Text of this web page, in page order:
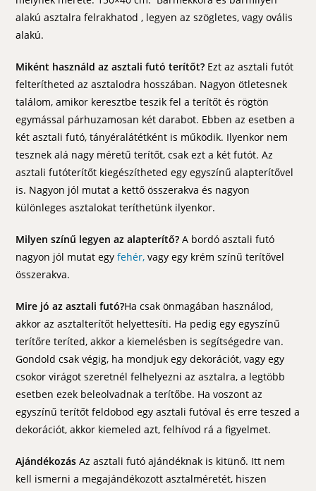
alakú asztalra felrakhatod , legyen az szögletes, vagy ovális
alakú.
Miként használd az asztali futó terítőt? Ezt az asztali futót
felterítheted az asztalodra hosszában. Nagyon ötletesnek
találom, amikor keresztbe teszik fel a terítőt és rögtön
egymással párhuzamosan két darabot. Ebben az esetben a
két asztali futó, tányéralátétként is működik. Ilyenkor nem
tesznek alá nagy méretű terítőt, csak ezt a két futót. Az
asztali futóterítőt kiegészítheted egy egyszínű alapterítővel
is. Nagyon jól mutat a kettő összerakva és nagyon
különleges asztalokat teríthetünk ilyenkor.
Milyen színű legyen az alapterítő? A bordó asztali futó
nagyon jól mutat egy fehér, vagy egy krém színű terítővel
összerakva.
Mire jó az asztali futó?Ha csak önmagában használod,
akkor az asztalterítőt helyettesíti. Ha pedig egy egyszínű
terítőre teríted, akkor a kiemelésben is segítségedre van.
Gondold csak végig, ha mondjuk egy dekorációt, vagy egy
csokor virágot szeretnél felhelyezni az asztalra, a legtöbb
esetben ezek beleolvadnak a terítőbe. Ha voszont az
egyszínű terítőt feldobod egy asztali futóval és erre teszed a
dekorációt, akkor kiemeled azt, felhívod rá a figyelmet.
AjándékozásAz asztali futó ajándéknak is kitünő. Itt nem
kell ismerni a megajándékozott asztalméretét, hiszen